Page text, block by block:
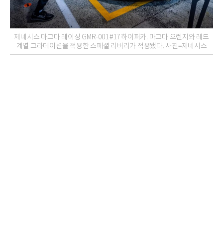
제네시스 마그마 레이싱 GMR-001 #17 하이퍼카. 마그마 오렌지와 레드
계열 그라데이션을 적용한 스페셜 리버리가 적용됐다. 사진=제네시스